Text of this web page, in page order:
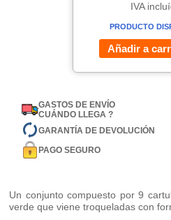
IVA
PRODUCTO
Añadir a
GASTOS DE ENVÍO
CUÁNDO LLEGA ?
GARANTÍA DE DEVOLUCIÓN
PAGO SEGURO
Un conjunto compuesto por 9
verde que viene troqueladas con